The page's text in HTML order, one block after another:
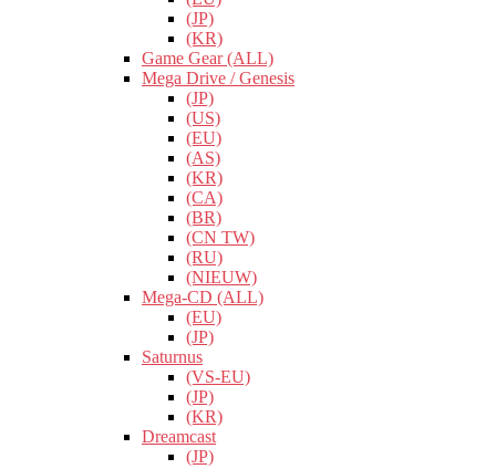
(JP)
(KR)
Game Gear (ALL)
Mega Drive / Genesis
(JP)
(US)
(EU)
(AS)
(KR)
(CA)
(BR)
(CN TW)
(RU)
(NIEUW)
Mega-CD (ALL)
(EU)
(JP)
Saturnus
(VS-EU)
(JP)
(KR)
Dreamcast
(JP)